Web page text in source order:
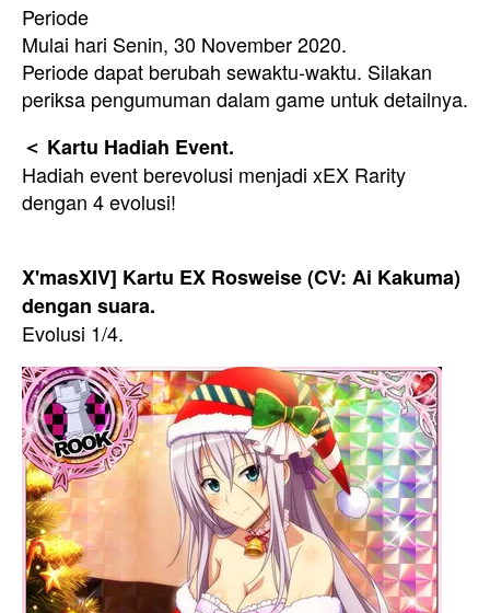
Periode
Mulai hari Senin, 30 November 2020.
Periode dapat berubah sewaktu-waktu. Silakan
periksa pengumuman dalam game untuk detailnya.
＜ Kartu Hadiah Event.
Hadiah event berevolusi menjadi xEX Rarity
dengan 4 evolusi!
X'masXIV] Kartu EX Rosweise (CV: Ai Kakuma)
dengan suara.
Evolusi 1/4.